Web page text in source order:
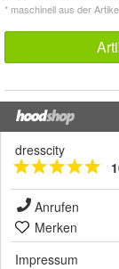
* maschinell aus der
dresscity
Anrufen
Merken
Impressum